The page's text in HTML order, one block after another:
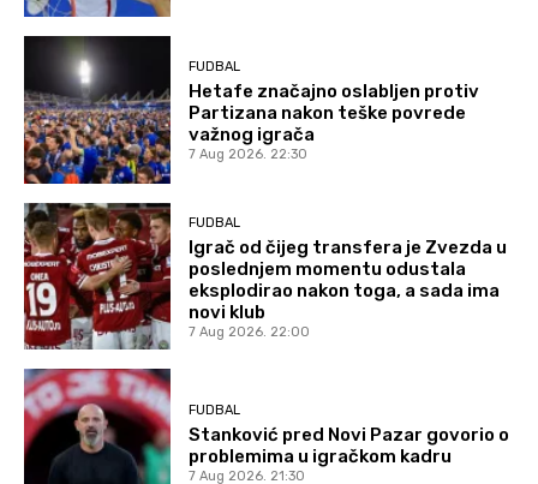
FUDBAL
Hetafe značajno oslabljen protiv
Partizana nakon teške povrede
važnog igrača
7 Aug 2026. 22:30
FUDBAL
Igrač od čijeg transfera je Zvezda u
poslednjem momentu odustala
eksplodirao nakon toga, a sada ima
novi klub
7 Aug 2026. 22:00
FUDBAL
Stanković pred Novi Pazar govorio o
problemima u igračkom kadru
7 Aug 2026. 21:30